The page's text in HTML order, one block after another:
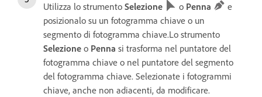
Utilizza lo strumento Selezione o Penna
e
posizionalo su un fotogramma chiave o un
segmento di fotogramma chiave.Lo strumento
Selezione o Penna si trasforma nel puntatore del
fotogramma chiave o nel puntatore del segmento
del fotogramma chiave. Selezionate i fotogrammi
chiave, anche non adiacenti, da modificare.